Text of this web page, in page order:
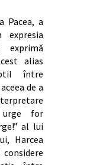
Pacea, a
exprimă
alias
între
de a
urge for
al lui
Harcea